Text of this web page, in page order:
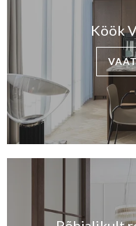
Köök